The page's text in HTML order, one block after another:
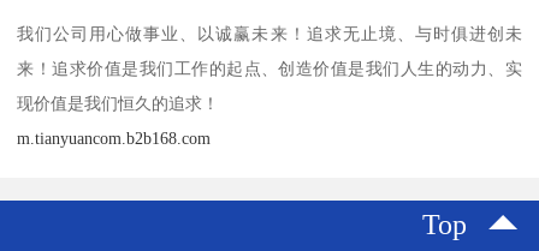
我们公司用心做事业、以诚赢未来！追求无止境、与时俱进创未
来！追求价值是我们工作的起点、创造价值是我们人生的动力、实
现价值是我们恒久的追求！
m.tianyuancom.b2b168.com
Top